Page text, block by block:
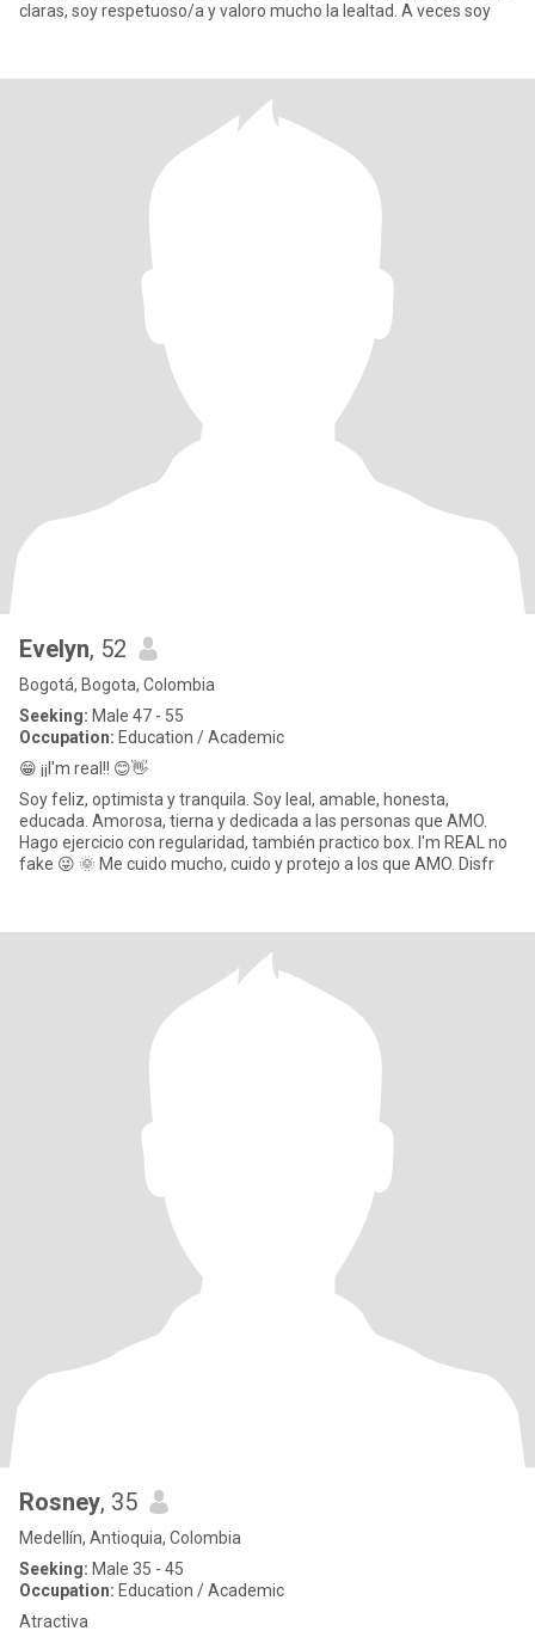
claras, soy respetuoso/a y valoro mucho la lealtad. A veces soy
Evelyn, 52
Bogotá, Bogota, Colombia
Seeking: Male 47 - 55
Occupation: Education / Academic
😁 ¡¡I'm real!! 😊👋
Soy feliz, optimista y tranquila. Soy leal, amable, honesta,
educada. Amorosa, tierna y dedicada a las personas que AMO.
Hago ejercicio con regularidad, también practico box. I'm REAL no
fake 😜 🌞 Me cuido mucho, cuido y protejo a los que AMO. Disfr
Rosney, 35
Medellín, Antioquia, Colombia
Seeking: Male 35 - 45
Occupation: Education / Academic
Atractiva